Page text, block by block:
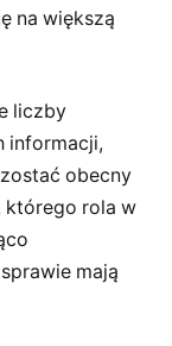
na większą
liczby
informacji,
obecny
którego rola w
mają